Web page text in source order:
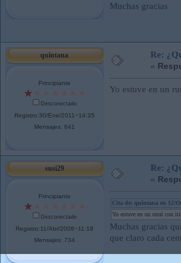
Muchas gracias
quintana
Principiante
Desconectado
Registro:30/Ene/2011~14:35
Mensajes: 641
Re:
«
Yo estuve en un
susi29
Principiante
Desconectado
Registro:11/Abr/2008~11:18
Mensajes: 734
Re:
«
Cita de: quintana en 12/
Yo estuve en un rural con
Muchas gracias
que claro cada